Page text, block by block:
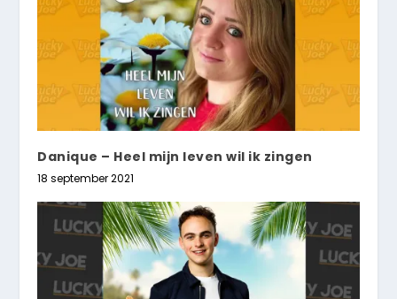
Danique – Heel mijn leven wil ik zingen
18 september 2021